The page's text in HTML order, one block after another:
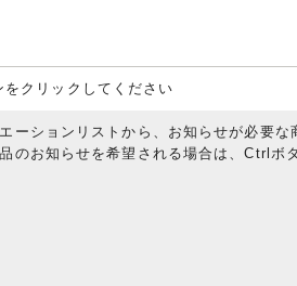
クリックしてください
ーションリストから、お知らせが必要な
のお知らせを希望される場合は、Ctrlボ